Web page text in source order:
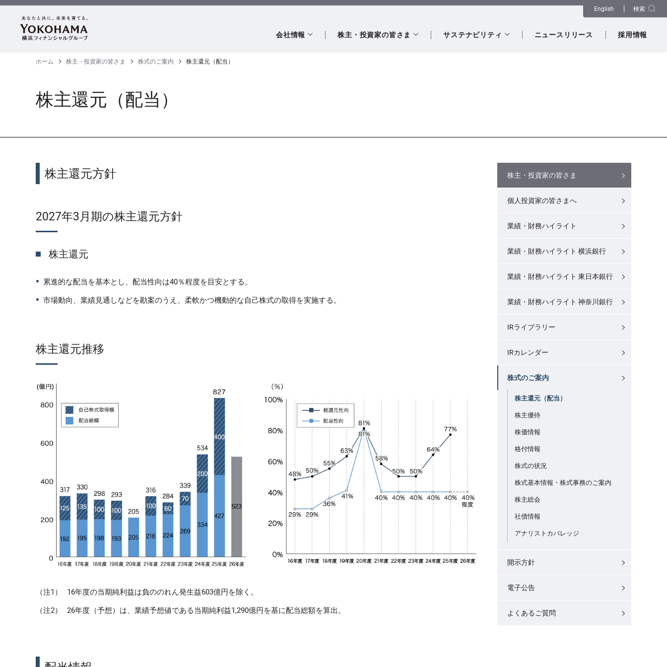
English 検索
会社情報 株主・投資家の皆さま サステナビリティ ニュースリリース 採用情報
ホーム 株主・投資家の皆さま 株式のご案内 株主還元（配当）
株主還元（配当）
株主還元方針
2027年3月期の株主還元方針
株主還元
累進的な配当を基本とし、配当性向は40％程度を目安とする。
市場動向、業績見通しなどを勘案のうえ、柔軟かつ機動的な自己株式の取得を実施する。
株主還元推移
（注1） 16年度の当期純利益は負ののれん発生益603億円を除く。
（注2） 26年度（予想）は、業績予想値である当期純利益1,290億円を基に配当総額を算出。
株主・投資家の皆さま
個人投資家の皆さまへ
業績・財務ハイライト
業績・財務ハイライト 横浜銀行
業績・財務ハイライト 東日本銀行
業績・財務ハイライト 神奈川銀行
IRライブラリー
IRカレンダー
株式のご案内
株主還元（配当）
株主優待
株価情報
格付情報
株式の状況
株式基本情報・株式事務のご案内
株主総会
社債情報
アナリストカバレッジ
開示方針
電子公告
よくあるご質問